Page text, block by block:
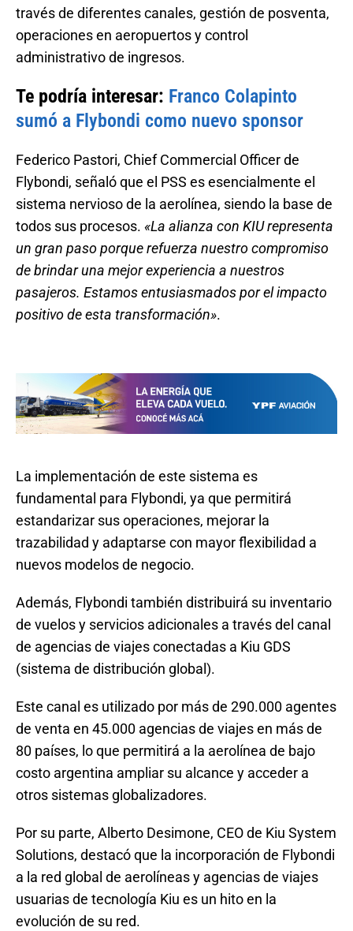
través de diferentes canales, gestión de posventa,
operaciones en aeropuertos y control
administrativo de ingresos.
Te podría interesar: Franco Colapinto
sumó a Flybondi como nuevo sponsor
Federico Pastori, Chief Commercial Officer de
Flybondi, señaló que el PSS es esencialmente el
sistema nervioso de la aerolínea, siendo la base de
todos sus procesos. «La alianza con KIU representa
un gran paso porque refuerza nuestro compromiso
de brindar una mejor experiencia a nuestros
pasajeros. Estamos entusiasmados por el impacto
positivo de esta transformación».
La implementación de este sistema es
fundamental para Flybondi, ya que permitirá
estandarizar sus operaciones, mejorar la
trazabilidad y adaptarse con mayor flexibilidad a
nuevos modelos de negocio.
Además, Flybondi también distribuirá su inventario
de vuelos y servicios adicionales a través del canal
de agencias de viajes conectadas a Kiu GDS
(sistema de distribución global).
Este canal es utilizado por más de 290.000 agentes
de venta en 45.000 agencias de viajes en más de
80 países, lo que permitirá a la aerolínea de bajo
costo argentina ampliar su alcance y acceder a
otros sistemas globalizadores.
Por su parte, Alberto Desimone, CEO de Kiu System
Solutions, destacó que la incorporación de Flybondi
a la red global de aerolíneas y agencias de viajes
usuarias de tecnología Kiu es un hito en la
evolución de su red.